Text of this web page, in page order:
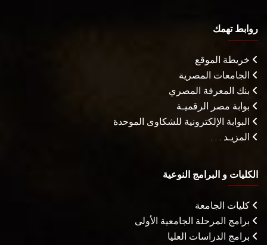
روابط تهمك
خريطة الموقع
الجامعات المصرية
بنك المعرفة المصري
بوابة مصر الرقميـة
البوابة الإلكترونية للشكاوى الموحدة
المزيـد . . .
الكليات و البرامج النوعية
كليات الجامعة
برامج المرحلة الجامعية الأولى
برامج الدراسات العليا